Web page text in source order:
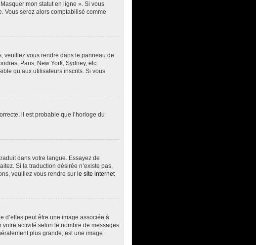
mon statut en ligne ». Si vous
Vous serez alors comptabilisé comme
veuillez vous rendre dans le panneau de
Paris, New York, Sydney, etc.
qu’aux utilisateurs inscrits. Si vous
il est probable que l’horloge du
dans votre langue. Essayez de
Si la traduction désirée n’existe pas,
veuillez vous rendre sur le site internet
d’elles peut être une image associée à
activité selon le nombre de messages
plus grande, est une image